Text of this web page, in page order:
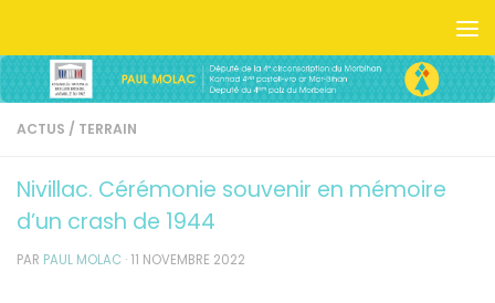
ACTUS / TERRAIN
Nivillac. Cérémonie souvenir en mémoire
d’un crash de 1944
PAR PAUL MOLAC · 11 NOVEMBRE 2022